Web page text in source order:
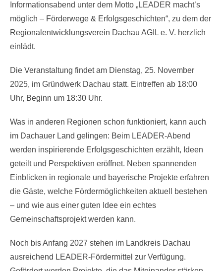
Informationsabend unter dem Motto „LEADER macht’s
möglich – Förderwege & Erfolgsgeschichten“, zu dem der
Regionalentwicklungsverein Dachau AGIL e. V. herzlich
einlädt.
Die Veranstaltung findet am Dienstag, 25. November
2025, im Gründwerk Dachau statt. Eintreffen ab 18:00
Uhr, Beginn um 18:30 Uhr.
Was in anderen Regionen schon funktioniert, kann auch
im Dachauer Land gelingen: Beim LEADER-Abend
werden inspirierende Erfolgsgeschichten erzählt, Ideen
geteilt und Perspektiven eröffnet. Neben spannenden
Einblicken in regionale und bayerische Projekte erfahren
die Gäste, welche Fördermöglichkeiten aktuell bestehen
– und wie aus einer guten Idee ein echtes
Gemeinschaftsprojekt werden kann.
Noch bis Anfang 2027 stehen im Landkreis Dachau
ausreichend LEADER-Fördermittel zur Verfügung.